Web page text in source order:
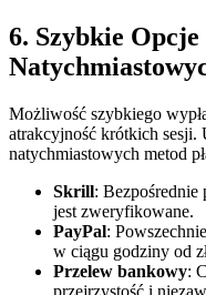
6. Szybkie
Możliwość szybkiego
atrakcyjność krótkich sesji.
natychmiastowych metod
Skrill:
jest zweryfikowane.
PayPal:
w ciągu godziny od
Przelew bankowy: